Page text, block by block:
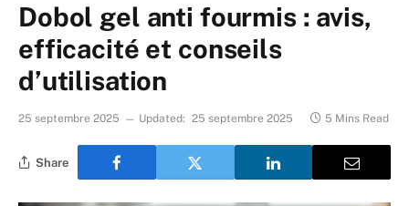
Dobol gel anti fourmis : avis,
efficacité et conseils
d’utilisation
25 septembre 2025 Updated: 25 septembre 2025 5 Mins Read
Share